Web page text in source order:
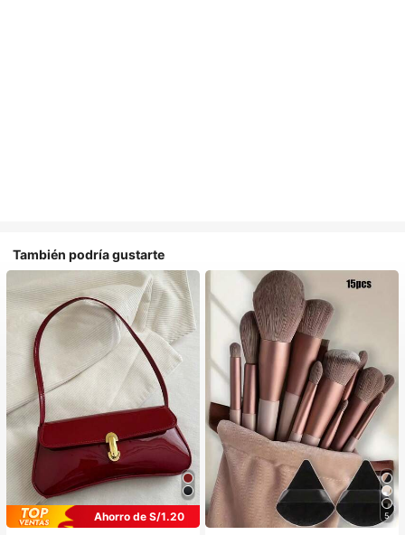
También podría gustarte
Ahorro de S/1.20
5